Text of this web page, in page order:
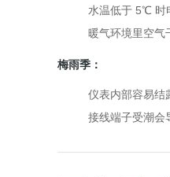
水温低于 5℃ 时
暖气环境里空气
梅雨季：
仪表内部容易结
接线端子受潮会